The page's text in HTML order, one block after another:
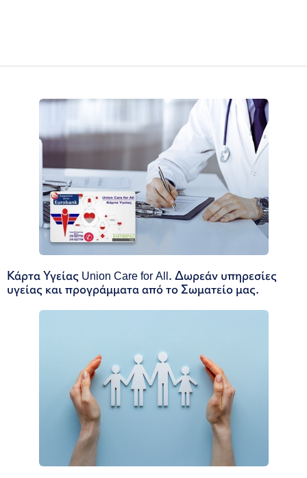
Κάρτα Υγείας Union Care for All. Δωρεάν υπηρεσίες
υγείας και προγράμματα από το Σωματείο μας.